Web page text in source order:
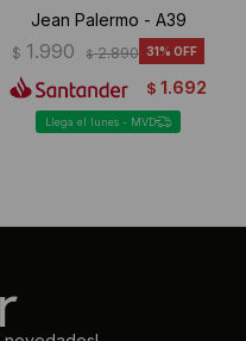
Jean Palermo - A39
$ 1.990 $ 2.890 31
$ 1.692
Llega el lunes - MVD